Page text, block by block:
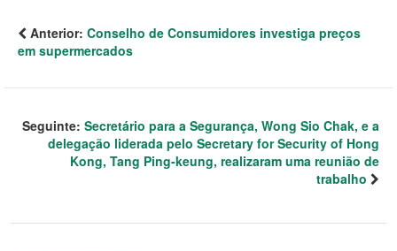
Anterior: Conselho de Consumidores investiga preços
em supermercados
Seguinte: Secretário para a Segurança, Wong Sio Chak, e a
delegação liderada pelo Secretary for Security of Hong
Kong, Tang Ping-keung, realizaram uma reunião de
trabalho